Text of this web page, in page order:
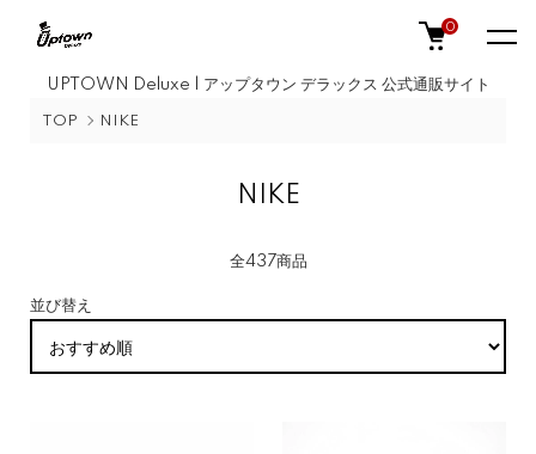
UPTOWN Deluxe | アップタウン デラックス 公式通販サイト
0
TOP NIKE
NIKE
全437商品
並び替え